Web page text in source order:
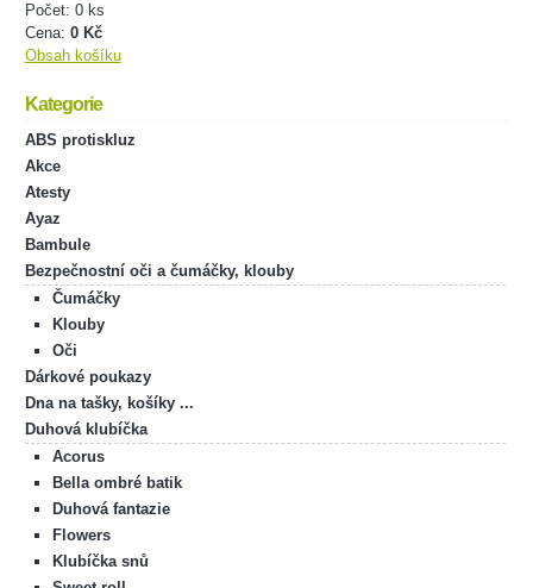
Počet: 0 ks
Cena: 0 Kč
Obsah košíku
Kategorie
ABS protiskluz
Akce
Atesty
Ayaz
Bambule
Bezpečnostní oči a čumáčky, klouby
Čumáčky
Klouby
Oči
Dárkové poukazy
Dna na tašky, košíky ...
Duhová klubíčka
Acorus
Bella ombré batik
Duhová fantazie
Flowers
Klubíčka snů